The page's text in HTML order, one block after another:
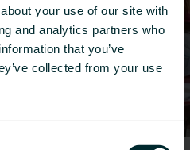
your use of our site with
and analytics partners who
that you’ve
collected from your use